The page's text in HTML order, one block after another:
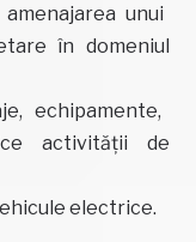
unui
în domeniul
echipamente,
activității de
electrice.